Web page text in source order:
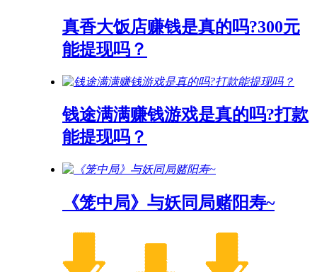
真香大饭店赚钱是真的吗?300元
能提现吗？
钱途满满赚钱游戏是真的吗?打款
能提现吗？
《笼中局》与妖同局赌阳寿~